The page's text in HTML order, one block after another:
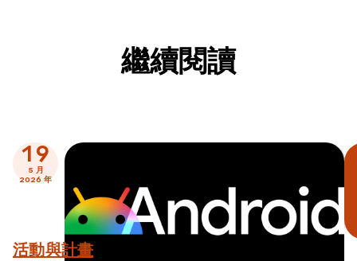
繼續閱讀
19
5 月
2026 年
活動與計畫